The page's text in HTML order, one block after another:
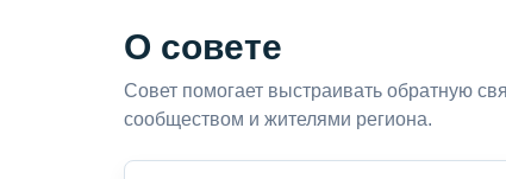
О совете
Совет помогает выстраивать обратную
сообществом и жителями региона.